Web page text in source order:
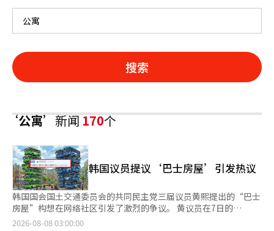
搜索
‘公寓’新闻170个
韩国议员提议‘巴士房屋’引发热议
韩国国会国土交通委员会的共同民主党三届议员黄熙提出的“巴士
房屋”构想在网络社区引发了激烈的争议。 黄议员在7日的
Facebook上表示：“我曾见过荷兰阿姆斯特丹运河旁有许多船
2026-08-08 03:00:00